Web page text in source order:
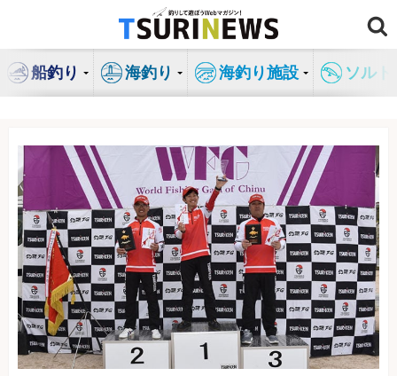
ン
船釣り 海釣り 海釣り施設 ソル